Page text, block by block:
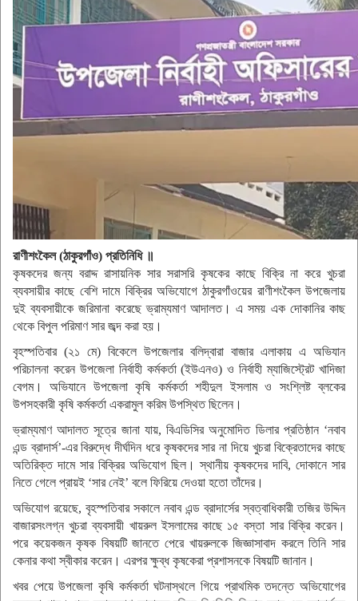
রাণীশংকৈল (ঠাকুরগাঁও) প্রতিনিধি ॥
কৃষকদের জন্য বরাদ্দ রাসায়নিক সার সরাসরি কৃষকের কাছে বিক্রি না করে খুচরা
ব্যবসায়ীর কাছে বেশি দামে বিক্রির অভিযোগে ঠাকুরগাঁওয়ের রাণীশংকৈল উপজেলায়
দুই ব্যবসায়ীকে জরিমানা করেছে ভ্রাম্যমাণ আদালত। এ সময় এক দোকানির কাছ
থেকে বিপুল পরিমাণ সার জব্দ করা হয়।
বৃহস্পতিবার (২১ মে) বিকেলে উপজেলার বলিদ্বারা বাজার এলাকায় এ অভিযান
পরিচালনা করেন উপজেলা নির্বাহী কর্মকর্তা (ইউএনও) ও নির্বাহী ম্যাজিস্ট্রেট খাদিজা
বেগম। অভিযানে উপজেলা কৃষি কর্মকর্তা শহীদুল ইসলাম ও সংশ্লিষ্ট ব্লকের
উপসহকারী কৃষি কর্মকর্তা একরামুল করিম উপস্থিত ছিলেন।
ভ্রাম্যমাণ আদালত সূত্রে জানা যায়, বিএডিসির অনুমোদিত ডিলার প্রতিষ্ঠান ‘নবাব
এন্ড ব্রাদার্স’-এর বিরুদ্ধে দীর্ঘদিন ধরে কৃষকদের সার না দিয়ে খুচরা বিক্রেতাদের কাছে
অতিরিক্ত দামে সার বিক্রির অভিযোগ ছিল। স্থানীয় কৃষকদের দাবি, দোকানে সার
নিতে গেলে প্রায়ই ‘সার নেই’ বলে ফিরিয়ে দেওয়া হতো তাঁদের।
অভিযোগ রয়েছে, বৃহস্পতিবার সকালে নবাব এন্ড ব্রাদার্সের স্বত্বাধিকারী তজির উদ্দিন
বাজারসংলগ্ন খুচরা ব্যবসায়ী খায়রুল ইসলামের কাছে ১৫ বস্তা সার বিক্রি করেন।
পরে কয়েকজন কৃষক বিষয়টি জানতে পেরে খায়রুলকে জিজ্ঞাসাবাদ করলে তিনি সার
কেনার কথা স্বীকার করেন। এরপর ক্ষুব্ধ কৃষকেরা প্রশাসনকে বিষয়টি জানান।
খবর পেয়ে উপজেলা কৃষি কর্মকর্তা ঘটনাস্থলে গিয়ে প্রাথমিক তদন্তে অভিযোগের